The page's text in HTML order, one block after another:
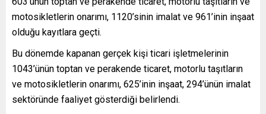
motosikletlerin onarımı, 1120’sinin imalat ve 961’inin inşaat
olduğu kayıtlara geçti.
Bu dönemde kapanan gerçek kişi ticari işletmelerinin
1043’ünün toptan ve perakende ticaret, motorlu taşıtların
ve motosikletlerin onarımı, 625’inin inşaat, 294’ünün imalat
sektöründe faaliyet gösterdiği belirlendi.